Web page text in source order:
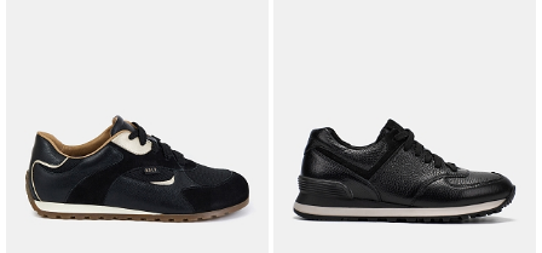
Адреса магазинов